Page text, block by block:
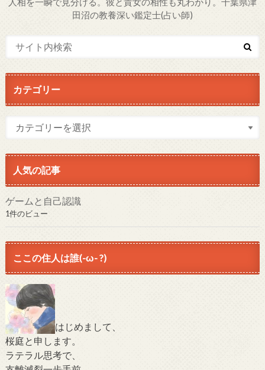
田沼の教養深い鑑定士(占い師)
カテゴリー
人気の記事
ゲームと自己認識
1件のビュー
ここの住人は誰(-ω- ?)
はじめまして、
桜庭と申します。
ラテラル思考で、